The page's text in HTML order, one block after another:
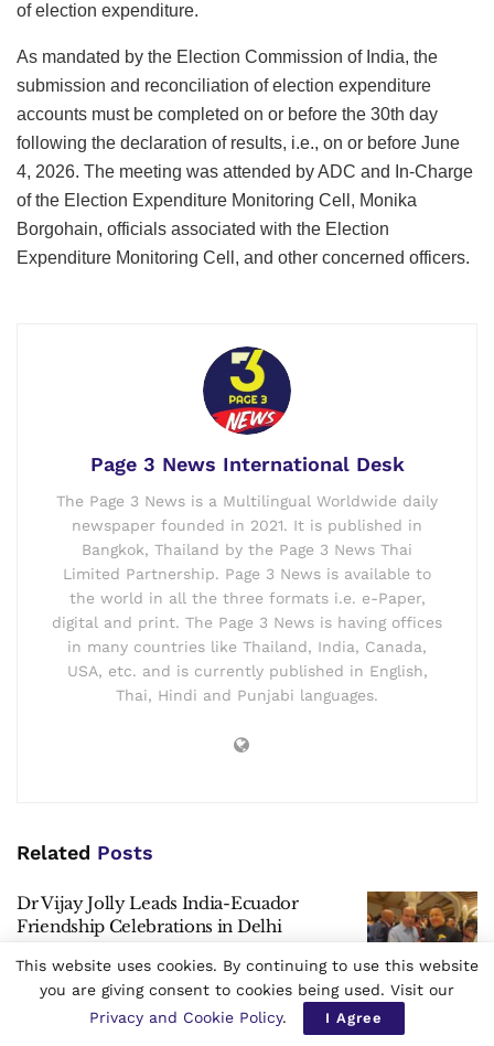
of election expenditure.
As mandated by the Election Commission of India, the
submission and reconciliation of election expenditure
accounts must be completed on or before the 30th day
following the declaration of results, i.e., on or before June
4, 2026. The meeting was attended by ADC and In-Charge
of the Election Expenditure Monitoring Cell, Monika
Borgohain, officials associated with the Election
Expenditure Monitoring Cell, and other concerned officers.
Page 3 News International Desk
The Page 3 News is a Multilingual Worldwide daily
newspaper founded in 2021. It is published in
Bangkok, Thailand by the Page 3 News Thai
Limited Partnership. Page 3 News is available to
the world in all the three formats i.e. e-Paper,
digital and print. The Page 3 News is having offices
in many countries like Thailand, India, Canada,
USA, etc. and is currently published in English,
Thai, Hindi and Punjabi languages.
Related Posts
Dr Vijay Jolly Leads India-Ecuador
Friendship Celebrations in Delhi
by
Page 3 News International Desk
India: Delhi Cabinet Clears Private
This website uses cookies. By continuing to use this website
you are giving consent to cookies being used. Visit our
Privacy and Cookie Policy. I Agree